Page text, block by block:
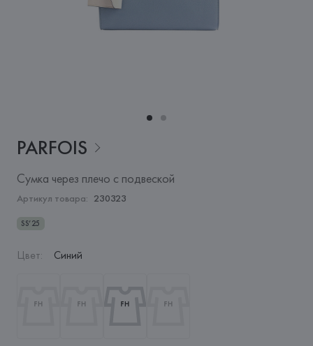
PARFOIS
Сумка через плечо с подвеской
Артикул товара: 230323
SS’25
Цвет: Синий